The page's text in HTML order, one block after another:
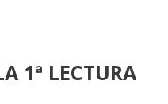
1ª LECTURA